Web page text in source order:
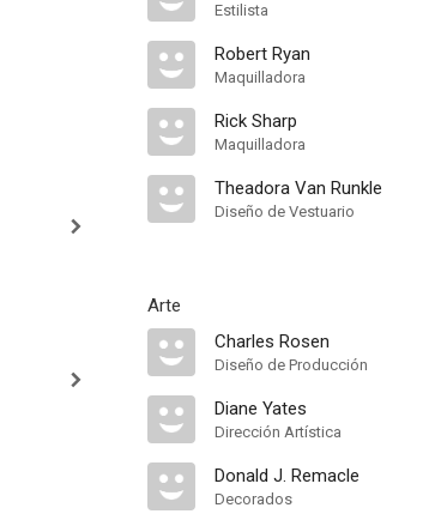
Estilista
Robert Ryan
Maquilladora
Rick Sharp
Maquilladora
Theadora Van Runkle
Diseño de Vestuario
Arte
Charles Rosen
Diseño de Producción
Diane Yates
Dirección Artística
Donald J. Remacle
Decorados